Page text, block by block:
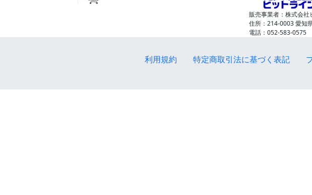
販売事業者：株式会社
住所：214-0003 愛知
電話：052-583-0575
利用規約 特定商取引法に基づく表記